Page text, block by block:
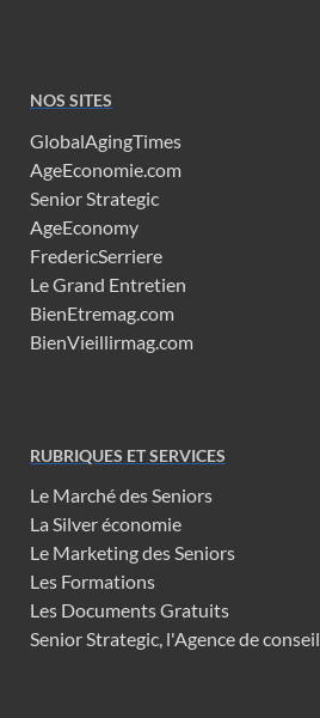
NOS SITES
GlobalAgingTimes
AgeEconomie.com
Senior Strategic
AgeEconomy
FredericSerriere
Le Grand Entretien
BienEtremag.com
BienVieillirmag.com
RUBRIQUES ET SERVICES
Le Marché des Seniors
La Silver économie
Le Marketing des Seniors
Les Formations
Les Documents Gratuits
Senior Strategic, l'Agence de conseil